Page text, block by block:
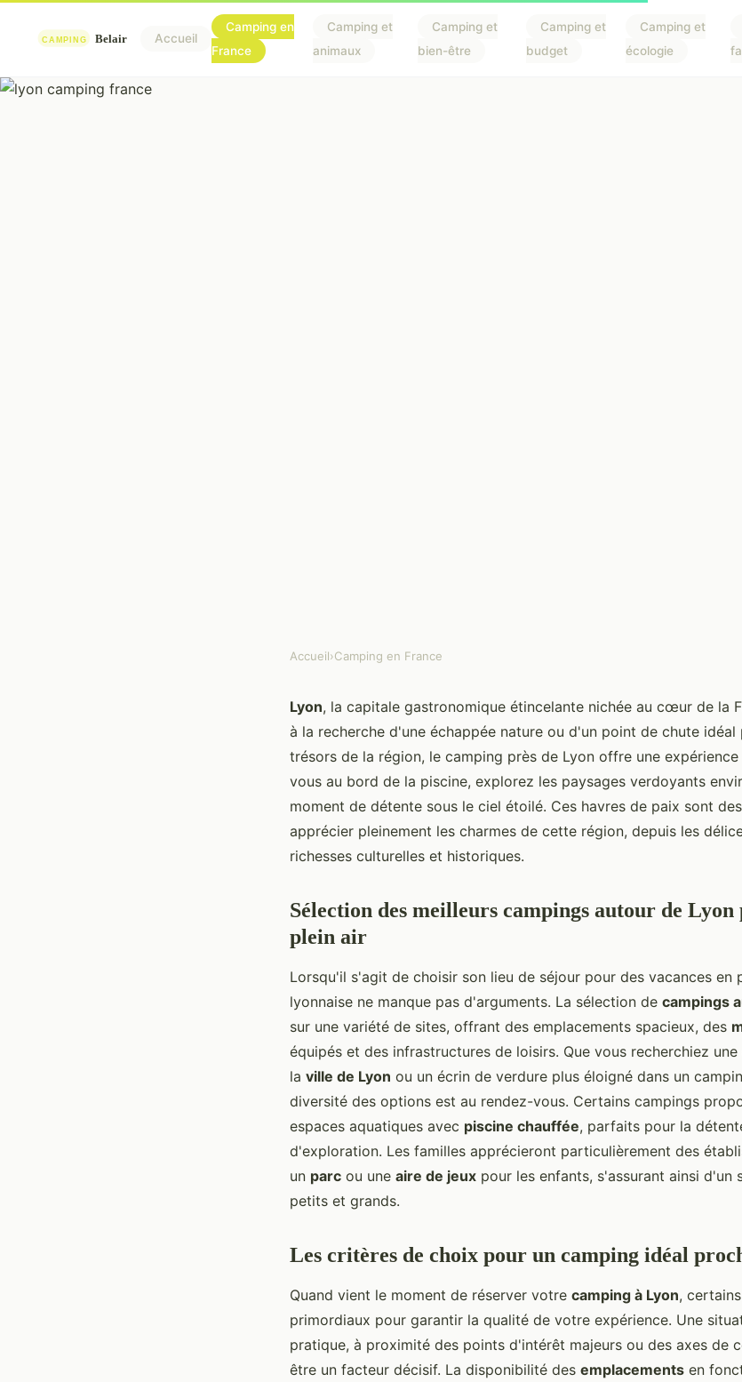
Accueil
Camping en
France
Camping et
animaux
Camping et
bien-être
Camping et
budget
Camping et
écologie
lyon camping france
6 min min de lecture
Accueil›Camping en France
Lyon, la capitale gastronomique étincelante nichée au cœur de la
à la recherche d'une échappée nature ou d'un point de chute
trésors de la région, le camping près de Lyon offre une
vous au bord de la piscine, explorez les paysages verdoyants
moment de détente sous le ciel étoilé. Ces havres de paix sont
apprécier pleinement les charmes de cette région, depuis les
richesses culturelles et historiques.
Sélection des meilleurs campings autour de Lyon
plein air
Lorsqu'il s'agit de choisir son lieu de séjour pour des vacances en
lyonnaise ne manque pas d'arguments. La sélection de campings
sur une variété de sites, offrant des emplacements spacieux, des
équipés et des infrastructures de loisirs. Que vous recherchiez
la ville de Lyon ou un écrin de verdure plus éloigné dans un
diversité des options est au rendez-vous. Certains campings
espaces aquatiques avec piscine chauffée, parfaits pour la
d'exploration. Les familles apprécieront particulièrement des
un parc ou une aire de jeux pour les enfants, s'assurant ainsi d'un
petits et grands.
Les critères de choix pour un camping idéal
Quand vient le moment de réserver votre camping à Lyon,
primordiaux pour garantir la qualité de votre expérience. Une
pratique, à proximité des points d'intérêt majeurs ou des axes de
être un facteur décisif. La disponibilité des emplacements en